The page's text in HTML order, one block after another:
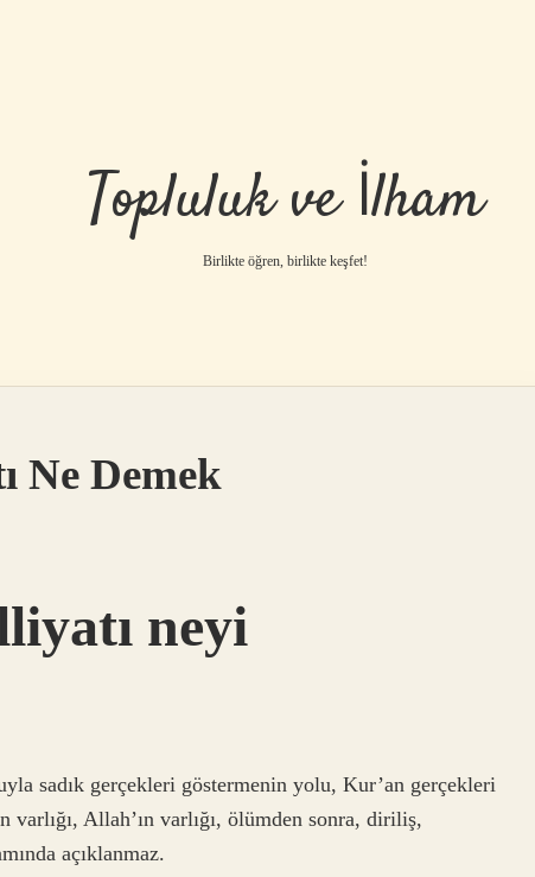
Topluluk ve İlham
Birlikte öğren, birlikte keşfet!
Ne Demek
neyi
sadık gerçekleri göstermenin yolu, Kur’an gerçekleri
Allah’ın varlığı, ölümden sonra, diriliş,
açıklanmaz.